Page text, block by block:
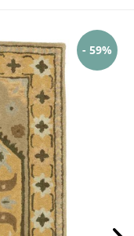
- 59%